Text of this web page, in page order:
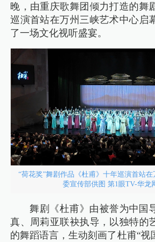
晚，由重庆歌舞团倾力打造的舞
巡演首站在万州三峡艺术中心启
了一场文化视听盛宴。
“荷花奖”舞剧作品《杜甫》十年巡演首站
委宣传部供图 第1眼TV-华龙
舞剧《杜甫》由被誉为中国
真、周莉亚联袂执导，以独特的
的舞蹈语言，生动刻画了杜甫“视